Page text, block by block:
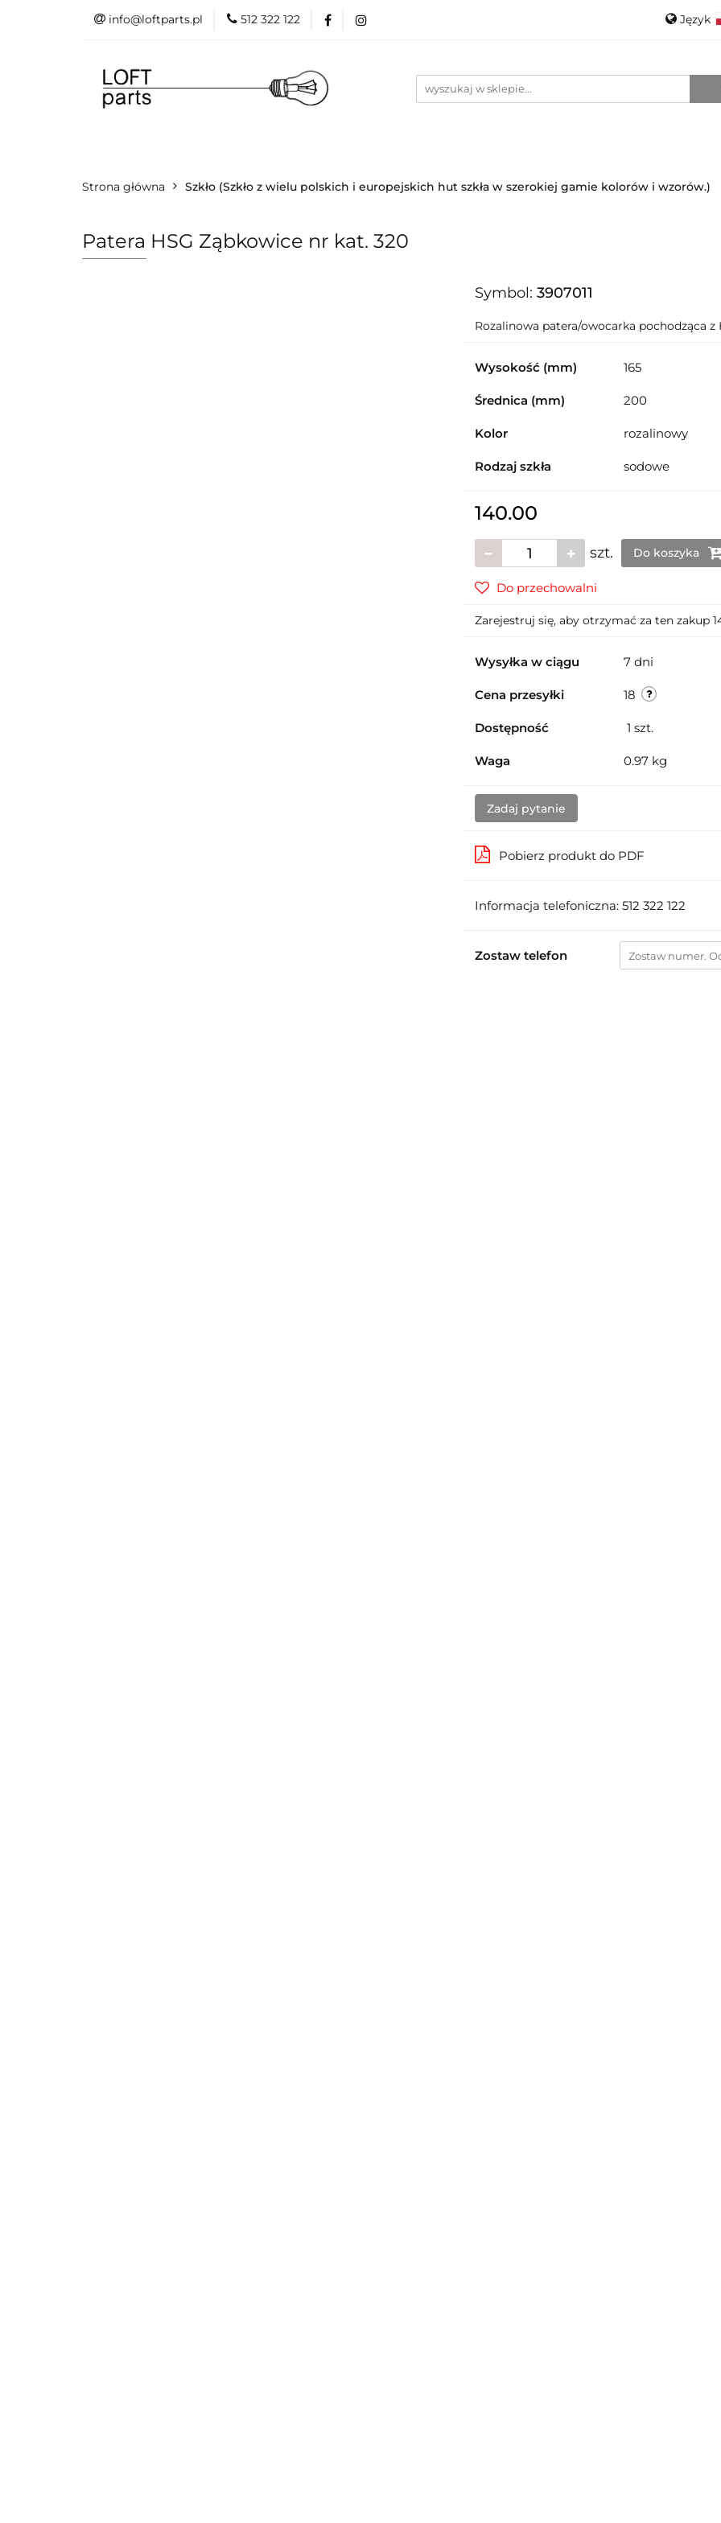
info@loftparts.pl 512 322 122 Język
Promo
Kategorie Producenci Ceramika
Katalogi Blog Kontakt O mnie
Strona główna Szkło (Szkło z wielu polskich i europejskich hut szkła w szerokiej gamie kolorów i wzorów.)
Patera HSG Ząbkowice nr kat. 320
Symbol: 3907011
Rozalinowa patera/owocarka pochodząca z
Wysokość (mm) 165
Średnica (mm) 200
Kolor rozalinowy
Rodzaj szkła sodowe
140.00
szt. Do koszyka
Do przechowalni
Zarejestruj się, aby otrzymać za ten zakup
Wysyłka w ciągu 7 dni
Cena przesyłki 18
Dostępność 1 szt.
Waga 0.97 kg
Zadaj pytanie
Pobierz produkt do PDF
Informacja telefoniczna: 512 322 122
Zostaw telefon